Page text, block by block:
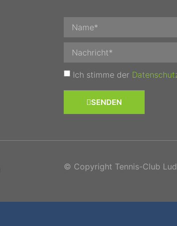
Ich stimme der
SENDEN
© Copyright Tennis-Club